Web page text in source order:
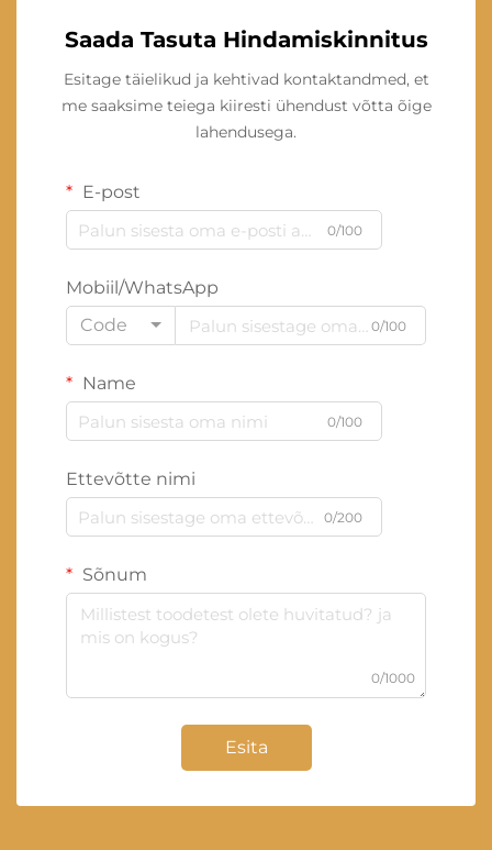
Saada Tasuta Hindamiskinnitus
Esitage täielikud ja kehtivad kontaktandmed, et
me saaksime teiega kiiresti ühendust võtta õige
lahendusega.
E-post
0/100
Mobiil/WhatsApp
Code
0/100
Name
0/100
Ettevõtte nimi
0/200
Sõnum
0/1000
Esita